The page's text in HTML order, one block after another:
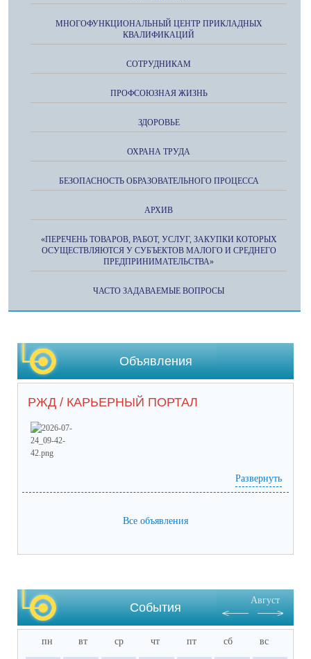
МНОГОФУНКЦИОНАЛЬНЫЙ ЦЕНТР ПРИКЛАДНЫХ
КВАЛИФИКАЦИЙ
СОТРУДНИКАМ
ПРОФСОЮЗНАЯ ЖИЗНЬ
ЗДОРОВЬЕ
ОХРАНА ТРУДА
БЕЗОПАСНОСТЬ ОБРАЗОВАТЕЛЬНОГО ПРОЦЕССА
АРХИВ
«ПЕРЕЧЕНЬ ТОВАРОВ, РАБОТ, УСЛУГ, ЗАКУПКИ КОТОРЫХ
ОСУЩЕСТВЛЯЮТСЯ У СУБЪЕКТОВ МАЛОГО И СРЕДНЕГО
ПРЕДПРИНИМАТЕЛЬСТВА»
ЧАСТО ЗАДАВАЕМЫЕ ВОПРОСЫ
Объявления
РЖД / КАРЬЕРНЫЙ ПОРТАЛ
(посмотреть)
Prilozhieniie_1 (53).pdf(скачать)(посмотреть)
Развернуть
Все объявления
События
Август
пн вт ср чт пт сб вс